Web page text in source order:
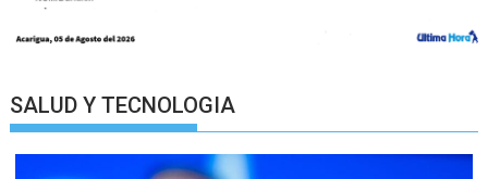
SALUD Y TECNOLOGIA